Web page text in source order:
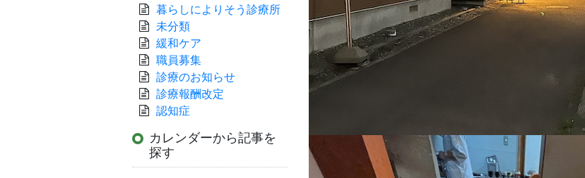
暮らしによりそう診療所
未分類
緩和ケア
職員募集
診療のお知らせ
診療報酬改定
認知症
カレンダーから記事を
探す